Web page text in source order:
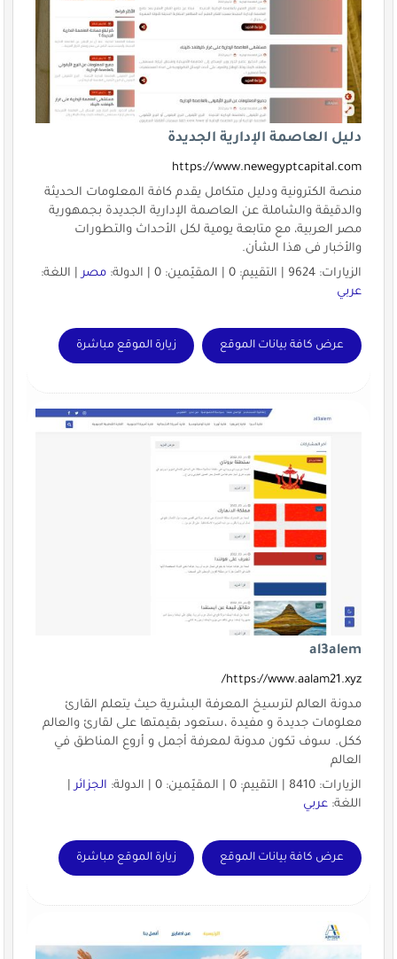
دليل العاصمة الإدارية الجديدة
https://www.newegyptcapital.com
منصة الكترونية ودليل متكامل يقدم كافة المعلومات الحديثة
والدقيقة والشاملة عن العاصمة الإدارية الجديدة بجمهورية
مصر العربية، مع متابعة يومية لكل الأحداث والتطورات
والأخبار فى هذا الشأن.
الزيارات: 9624 | التقييم: 0 | المقيّمين: 0 | الدولة:
مصر| اللغة:
عربي
عرض كافة بيانات الموقع زيارة الموقع مباشرة
al3alem
https://www.aalam21.xyz/
مدونة العالم لترسيخ المعرفة البشرية حيث يتعلم القارئ
معلومات جديدة و مفيدة ،ستعود بقيمتها على لقارئ والعالم
ككل. سوف تكون مدونة لمعرفة أجمل و أروع المناطق في
العالم
الزيارات: 8410 | التقييم: 0 | المقيّمين: 0 | الدولة:
الجزائر|
اللغة: عربي
عرض كافة بيانات الموقع زيارة الموقع مباشرة